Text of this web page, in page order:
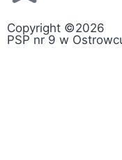
Copyright ©2026
PSP nr 9 w